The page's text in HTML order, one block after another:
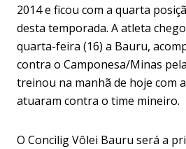
2014 e ficou com a quarta
desta temporada. A atleta
quarta-feira (16) a Bauru,
contra o Camponesa/Minas
treinou na manhã de hoje com
atuaram contra o time mineiro.
O Concilig Vôlei Bauru será a